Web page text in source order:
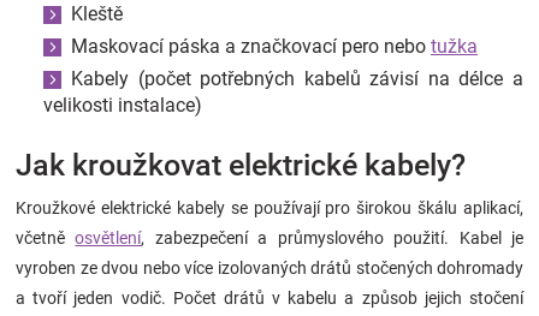
Kleště
Maskovací páska a značkovací pero nebo tužka
Kabely (počet potřebných kabelů závisí na délce a
velikosti instalace)
Jak kroužkovat elektrické kabely?
Kroužkové elektrické kabely se používají pro širokou škálu aplikací,
včetněosvětlení, zabezpečení a průmyslového použití. Kabel je
vyroben ze dvou nebo více izolovaných drátů stočených dohromady
a tvoří jeden vodič. Počet drátů v kabelu a způsob jejich stočení